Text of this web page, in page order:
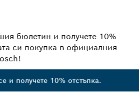
бюлетин и получете 10%
си покупка в официалния
и получете 10% отстъпка.